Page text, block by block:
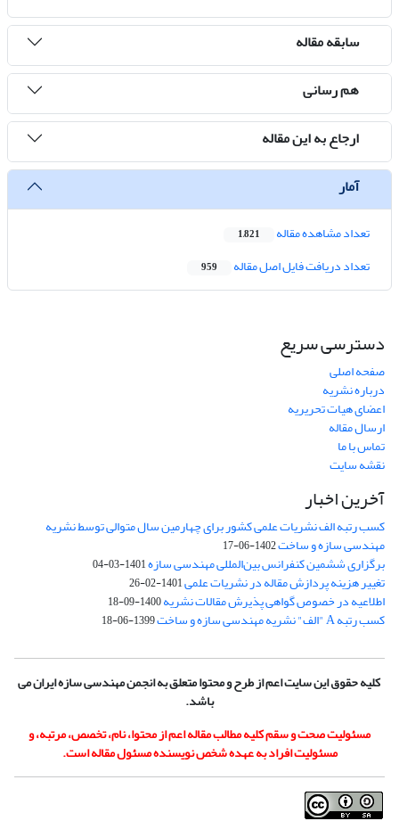
سابقه مقاله
هم رسانی
ارجاع به این مقاله
آمار
تعداد مشاهده مقاله 1,821
تعداد دریافت فایل اصل مقاله 959
دسترسی سریع
صفحه اصلی
درباره نشریه
اعضای هیات تحریریه
ارسال مقاله
تماس با ما
نقشه سایت
آخرین اخبار
کسب رتبه الف نشریات علمی کشور برای چهارمین سال متوالی توسط نشریه
مهندسی سازه و ساخت1402-06-17
برگزاری ششمین کنفرانس بین‌المللی مهندسی سازه1401-03-04
تغییر هزینه پردازش مقاله در نشریات علمی1401-02-26
اطلاعیه در خصوص گواهی پذیرش مقالات نشریه1400-09-18
کسب رتبه A "الف" نشریه مهندسی سازه و ساخت 1399-06-18
کلیه حقوق این سایت اعم از طرح و محتوا متعلق به انجمن مهندسی سازه ایران می
باشد.
مسئولیت صحت و سقم کلیه مطالب مقاله اعم از محتوا، نام، تخصص، مرتبه، و
مسئولیت افراد به عهده شخص نویسنده مسئول مقاله است.